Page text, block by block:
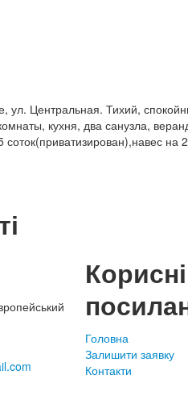
ул. Центральная. Тихий,
кухня, два санузла,
на
Корисні
Головна
Залишити заявку
Контакти